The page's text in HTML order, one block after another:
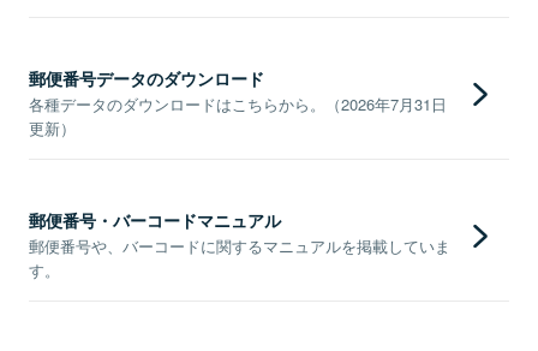
郵便番号データのダウンロード
各種データのダウンロードはこちらから。（2026年7月31日
更新）
郵便番号・バーコードマニュアル
郵便番号や、バーコードに関するマニュアルを掲載していま
す。